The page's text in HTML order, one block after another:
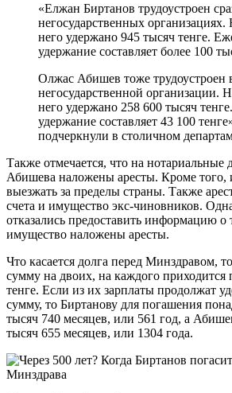
«Елжан Биртанов трудоустроен
негосударственных организациях.
него удержано 945 тысяч тенге.
удержание составляет более 100
Олжас Абишев тоже трудоустроен
негосударственной организации.
него удержано 258 600 тысяч
удержание составляет 43 100
подчеркнули в столичном
Также отмечается, что на нотариальные
Абишева наложены аресты. Кроме того,
выезжать за пределы страны. Также
счета и имущество экс-чиновников.
отказались предоставить информацию
имущество наложены аресты.
Что касается долга перед Минздравом,
сумму на двоих, на каждого приходится
тенге. Если из их зарплаты продолжат
сумму, то Биртанову для погашения
тысяч 740 месяцев, или 561 год, а
тысяч 655 месяцев, или 1304 года.